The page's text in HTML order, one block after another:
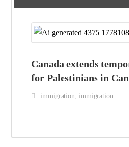
Canada extends
for Palestinians in
immigration,immigration